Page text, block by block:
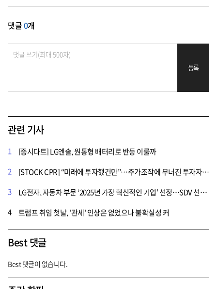
댓글0개
등록
관련 기사
1
[증시다트] LG엔솔, 원통형 배터리로 반등 이룰까
2
[STOCK CPR] “미래에 투자했건만”…주가조작에 무너진 투자자들의 꿈
3
LG전자, 자동차 부문 ‘2025년 가장 혁신적인 기업’ 선정…SDV 선도 기업 위상 굳혀
4
트럼프 취임 첫날, '관세' 인상은 없었으나 불확실성 커
Best 댓글
Best 댓글이 없습니다.